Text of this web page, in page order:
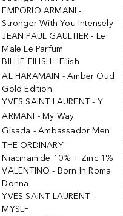
EMPORIO ARMANI -
Stronger With You Intensely
JEAN PAUL GAULTIER - Le
Male Le Parfum
BILLIE EILISH - Eilish
AL HARAMAIN - Amber Oud
Gold Edition
YVES SAINT LAURENT - Y
ARMANI - My Way
Gisada - Ambassador Men
THE ORDINARY -
Niacinamide 10% + Zinc 1%
VALENTINO - Born In Roma
Donna
YVES SAINT LAURENT -
MYSLF